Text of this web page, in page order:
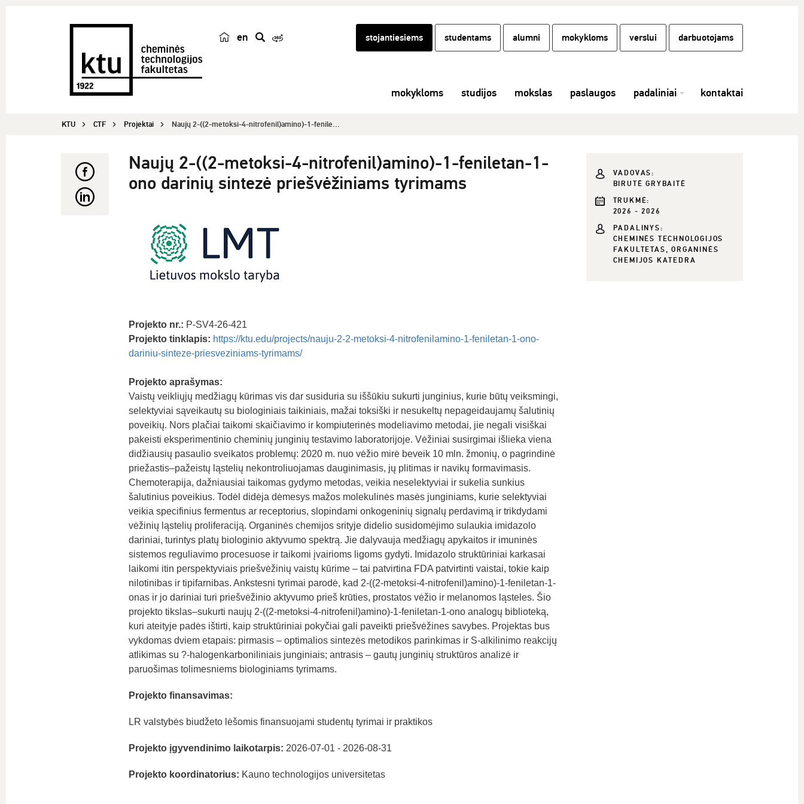
en
k
stojantiesiems studentams alumni mokykloms verslui darbuotojams
mokykloms studijos mokslas paslaugos padaliniai kontaktai
KTU CTF Projektai Naujų 2-((2-metoksi-4-nitrofenil)amino)-1-fenile...
Naujų 2-((2-metoksi-4-nitrofenil)amino)-1-feniletan-1-
ono darinių sintezė priešvėžiniams tyrimams
Projekto nr.: P-SV4-26-421
Projekto tinklapis: https://ktu.edu/projects/nauju-2-2-metoksi-4-nitrofenilamino-1-feniletan-1-ono-
dariniu-sinteze-priesveziniams-tyrimams/
Projekto aprašymas:
Vaistų veikliųjų medžiagų kūrimas vis dar susiduria su iššūkiu sukurti junginius, kurie būtų veiksmingi,
selektyviai sąveikautų su biologiniais taikiniais, mažai toksiški ir nesukeltų nepageidaujamų šalutinių
poveikių. Nors plačiai taikomi skaičiavimo ir kompiuterinės modeliavimo metodai, jie negali visiškai
pakeisti eksperimentinio cheminių junginių testavimo laboratorijoje. Vėžiniai susirgimai išlieka viena
didžiausių pasaulio sveikatos problemų: 2020 m. nuo vėžio mirė beveik 10 mln. žmonių, o pagrindinė
priežastis–pažeistų ląstelių nekontroliuojamas dauginimasis, jų plitimas ir navikų formavimasis.
Chemoterapija, dažniausiai taikomas gydymo metodas, veikia neselektyviai ir sukelia sunkius
šalutinius poveikius. Todėl didėja dėmesys mažos molekulinės masės junginiams, kurie selektyviai
veikia specifinius fermentus ar receptorius, slopindami onkogeninių signalų perdavimą ir trikdydami
vėžinių ląstelių proliferaciją. Organinės chemijos srityje didelio susidomėjimo sulaukia imidazolo
dariniai, turintys platų biologinio aktyvumo spektrą. Jie dalyvauja medžiagų apykaitos ir imuninės
sistemos reguliavimo procesuose ir taikomi įvairioms ligoms gydyti. Imidazolo struktūriniai karkasai
laikomi itin perspektyviais priešvėžinių vaistų kūrime – tai patvirtina FDA patvirtinti vaistai, tokie kaip
nilotinibas ir tipifarnibas. Ankstesni tyrimai parodė, kad 2-((2-metoksi-4-nitrofenil)amino)-1-feniletan-1-
onas ir jo dariniai turi priešvėžinio aktyvumo prieš krūties, prostatos vėžio ir melanomos ląsteles. Šio
projekto tikslas–sukurti naujų 2-((2-metoksi-4-nitrofenil)amino)-1-feniletan-1-ono analogų biblioteką,
kuri ateityje padės ištirti, kaip struktūriniai pokyčiai gali paveikti priešvėžines savybes. Projektas bus
vykdomas dviem etapais: pirmasis – optimalios sintezės metodikos parinkimas ir S-alkilinimo reakcijų
atlikimas su ?-halogenkarboniliniais junginiais; antrasis – gautų junginių struktūros analizė ir
paruošimas tolimesniems biologiniams tyrimams.
Projekto finansavimas:
LR valstybės biudžeto lėšomis finansuojami studentų tyrimai ir praktikos
Projekto įgyvendinimo laikotarpis: 2026-07-01 - 2026-08-31
Projekto koordinatorius: Kauno technologijos universitetas
VADOVAS:
BIRUTĖ GRYBAITĖ
TRUKMĖ:
2026 - 2026
PADALINYS:
CHEMINĖS TECHNOLOGIJOS
FAKULTETAS, ORGANINĖS
CHEMIJOS KATEDRA